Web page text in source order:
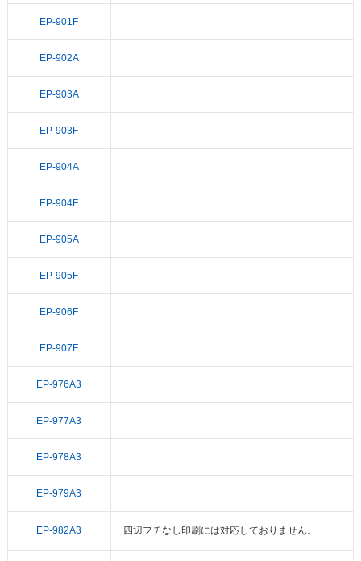
EP-901F
EP-902A
EP-903A
EP-903F
EP-904A
EP-904F
EP-905A
EP-905F
EP-906F
EP-907F
EP-976A3
EP-977A3
EP-978A3
EP-979A3
EP-982A3 四辺フチなし印刷には対応しておりません。